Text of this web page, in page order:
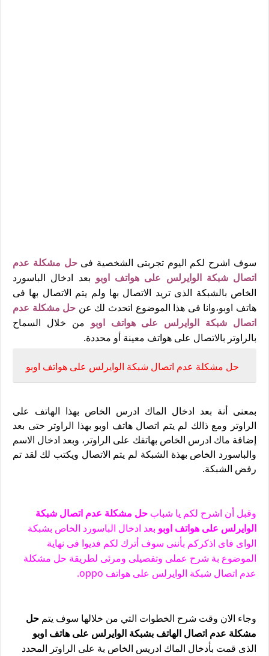
سوف اشرح لكم اليوم تجربتى الشخصية فىحل مشكلة عدم
اتصال شبكة الوايرلس على هواتف اوبو بعد ادخال الباسورد
الخاص بالشبكة الذى تريد الاتصال بها ولم يتم الاتصال بها فى
هاتف اوبو،وانا فى هذا الموضوع اتحدث لك عن حل مشكلة عدم
اتصال شبكة الوايرلس على هواتف اوبو من خلال السماح
بالراوتر بالاتصال على هواتف معينة أو محددة.
حل مشكلة عدم اتصال شبكة الوايرلس على هواتف اوبو
بمعنى أنة بعد ادخال الماك ادرس الخاص بهذا الهاتف على
الراوتر ومع ذالك لم يتم اتصال هاتف اوبو بهذا الراوتر حتى بعد
إضافة ماك ادرس الخاص بهاتفك على الراوتر، وبعد ادخال الاسم
والباسورد الخاص بهذة الشبكة لم يتم الاتصال ويكتب لك لقد تم
رفض الشبكة.
وقبل أن اشرح لكم يا شباب حل مشكلة عدم اتصال شبكة
الوايرلس على هواتف اوبو بعد ادخال الباسورد الخاص بشبكة
الواى فاى اذكركم بأننى سوف أترك لكم فديوا فى نهاية
الموضوع بة شرح عملى وتفصيلى ومرئى لطريقة حل مشكلة
عدم اتصال شبكة الوايرلس على هواتف oppo.
وجاء الان وقت شرح الخطوات التي من خلالها سوف يتم حل
مشكلة عدم اتصال الهاتف بشبكة الوايرلس على هاتف اوبو
الذى قمت بأدخال الماك ادريس الخاص بة على الراوتر المحدد